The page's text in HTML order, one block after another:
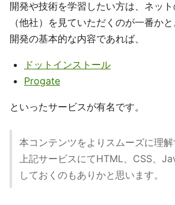
開発や技術を学習したい方は、ネッ
（他社）を見ていただくのが一番かと
開発の基本的な内容であれば、
ドットインストール
Progate
といったサービスが有名です。
本コンテンツをよりスムーズに理
上記サービスにてHTML、CSS、
しておくのもありかと思います。